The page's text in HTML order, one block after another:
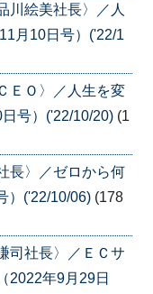
絵美社長〉／人
月10日号）('22/1
Ｏ〉／人生を変
号）('22/10/20) (1
〉／ゼロから何
）('22/10/06) (178
社長〉／ＥＣサ
2022年9月29日